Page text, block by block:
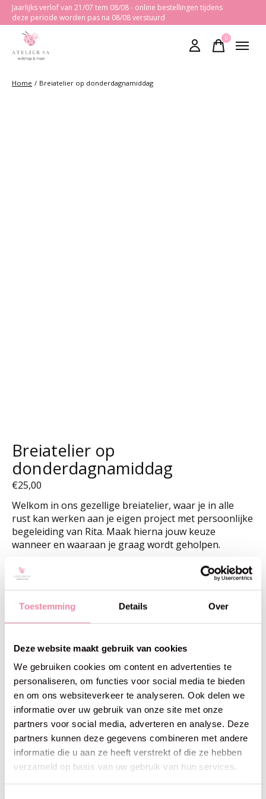
Toestemming Details Over
Deze website maakt gebruik van cookies
We gebruiken cookies om content en advertenties te
personaliseren, om functies voor social media te bieden
en om ons websiteverkeer te analyseren. Ook delen we
informatie over uw gebruik van onze site met onze
partners voor social media, adverteren en analyse. Deze
partners kunnen deze gegevens combineren met andere
informatie die u aan ze heeft verstrekt of die ze hebben
verzameld op basis van uw gebruik van hun services.
Jaarlijks verlof van 21/07 tem 08/08 - online bestellingen tijdens
deze periode worden pas na 08/08 verstuurd
0items
Home / Breiatelier op donderdagnamiddag
Breiatelier op
donderdagnamiddag
€25,00
Welkom in ons gezellige breiatelier, waar je in alle
rust kan werken aan je eigen project met persoonlijke
begeleiding van Rita. Maak hierna jouw keuze
wanneer en waaraan je graag wordt geholpen.
reden:
wanneer deelnemen:
Toevoegen aan winkelwagen
Beschrijving
Gerelateerde producten